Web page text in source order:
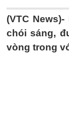
(VTC
chói sáng,
vòng trong